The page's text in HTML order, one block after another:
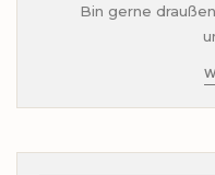
Bin gerne